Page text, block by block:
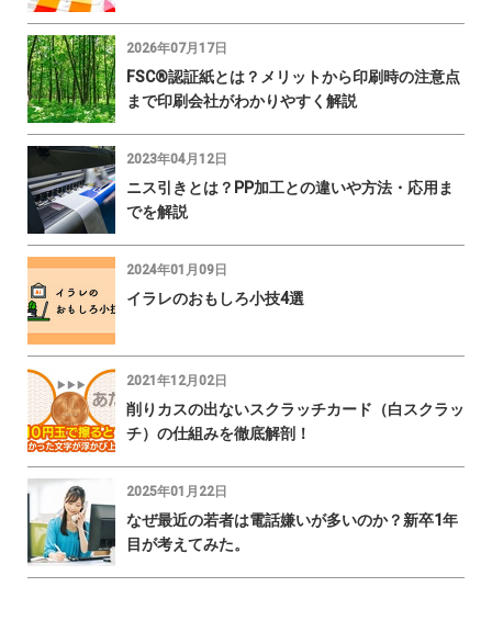
2026年07月17日
FSC®認証紙とは？メリットから印刷時の注意点
まで印刷会社がわかりやすく解説
2023年04月12日
ニス引きとは？PP加工との違いや方法・応用ま
でを解説
2024年01月09日
イラレのおもしろ小技4選
2021年12月02日
削りカスの出ないスクラッチカード（白スクラッ
チ）の仕組みを徹底解剖！
2025年01月22日
なぜ最近の若者は電話嫌いが多いのか？新卒1年
目が考えてみた。